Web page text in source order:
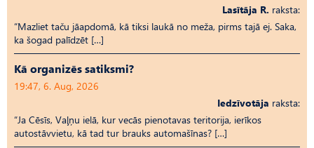
Lasītāja R. raksta:
“Mazliet taču jāapdomā, kā tiksi laukā no meža, pirms tajā ej. Saka,
ka šogad palīdzēt […]
Kā organizēs satiksmi?
19:47, 6. Aug, 2026
Iedzīvotāja raksta:
“Ja Cēsīs, Vaļņu ielā, kur vecās pienotavas teritorija, ierīkos
autostāvvietu, kā tad tur brauks automašīnas? […]